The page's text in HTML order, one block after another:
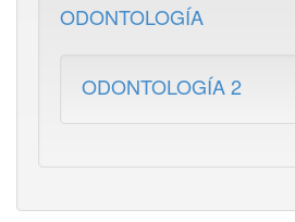
ODONTOLOGÍA
ODONTOLOGÍA 2